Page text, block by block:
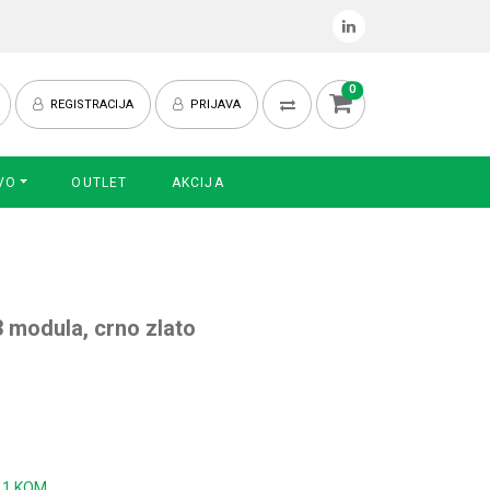
REGISTRACIJA PRIJAVA
0
OUTLET AKCIJA
modula, crno zlato